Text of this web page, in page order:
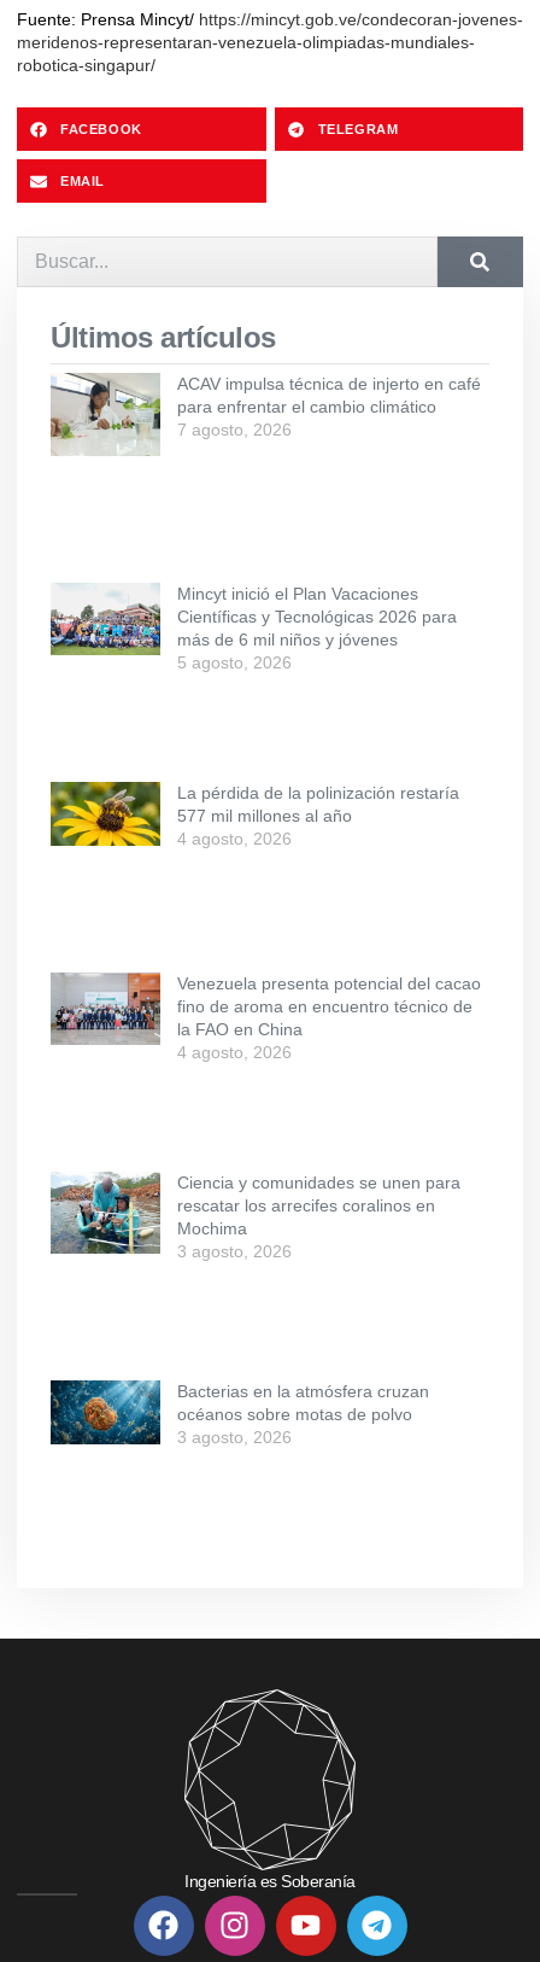
Fuente: Prensa Mincyt/ https://mincyt.gob.ve/condecoran-jovenes-
meridenos-representaran-venezuela-olimpiadas-mundiales-
robotica-singapur/
FACEBOOK TELEGRAM
EMAIL
Últimos artículos
ACAV impulsa técnica de injerto en café
para enfrentar el cambio climático
7 agosto, 2026
Mincyt inició el Plan Vacaciones
Científicas y Tecnológicas 2026 para
más de 6 mil niños y jóvenes
5 agosto, 2026
La pérdida de la polinización restaría
577 mil millones al año
4 agosto, 2026
Venezuela presenta potencial del cacao
fino de aroma en encuentro técnico de
la FAO en China
4 agosto, 2026
Ciencia y comunidades se unen para
rescatar los arrecifes coralinos en
Mochima
3 agosto, 2026
Bacterias en la atmósfera cruzan
océanos sobre motas de polvo
3 agosto, 2026
Ingeniería es Soberanía